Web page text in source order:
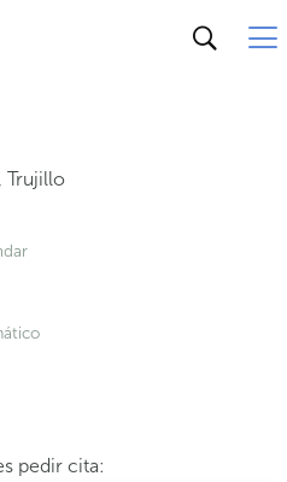
, Trujillo
pedir cita:
Trujillo